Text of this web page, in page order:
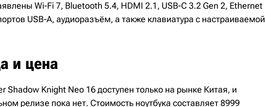
Wi-Fi 7, Bluetooth 5.4, HDMI 2.1, USB-C 3.2 Gen 2, Ethernet
USB-A, аудиоразъём, а также клавиатура с настраиваемой
и цена
Knight Neo 16 доступен только на рынке Китая, и
релизе пока нет. Стоимость ноутбука составляет 8999